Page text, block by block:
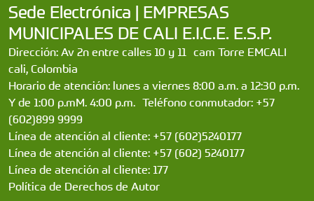
Sede Electrónica | EMPRESAS
MUNICIPALES DE CALI E.I.C.E. E.S.P.
Dirección: Av 2n entre calles 10 y 11 cam Torre EMCALI
cali, Colombia
Horario de atención: lunes a viernes 8:00 a.m. a 12:30 p.m.
Y de 1:00 p.mM. 4:00 p.m. Teléfono conmutador: +57
(602)899 9999
Línea de atención al cliente: +57 (602)5240177
Línea de atención al cliente: +57 (602) 5240177
Línea de atención al cliente: 177
Política de Derechos de Autor